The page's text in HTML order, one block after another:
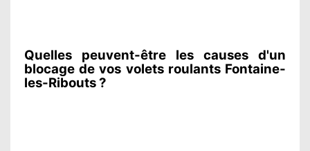
Quelles peuvent-être les causes d'un
blocage de vos volets roulants Fontaine-
les-Ribouts ?